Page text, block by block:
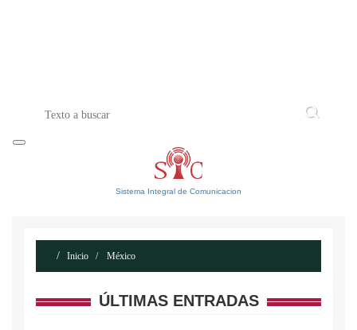
Sistema Integral de Comunicacion
Inicio México
ÚLTIMAS ENTRADAS